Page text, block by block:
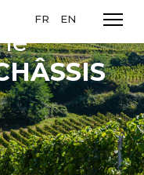
Sélectionnez votre
FR EN